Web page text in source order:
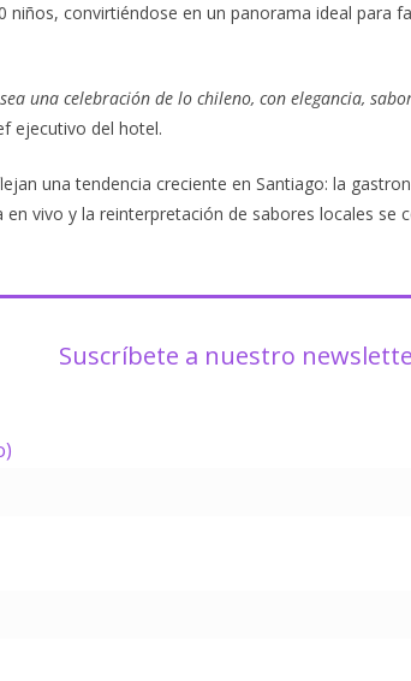
niños, convirtiéndose en un panorama ideal para
una celebración de lo chileno, con elegancia,
ejecutivo del hotel.
una tendencia creciente en Santiago: la
en vivo y la reinterpretación de sabores locales se
Suscríbete a nuestro